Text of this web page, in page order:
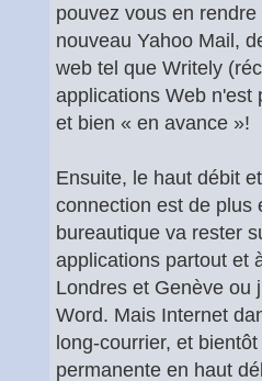
pouvez vous en
nouveau Yahoo Mail,
web tel que Writely
applications Web n'est
et bien « en avance »!
Ensuite, le haut débit
connection est de plus
bureautique va rester
applications partout et
Londres et Genève ou
Word. Mais Internet
long-courrier, et
permanente en haut